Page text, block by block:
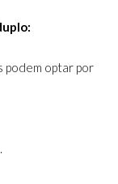
podem optar por